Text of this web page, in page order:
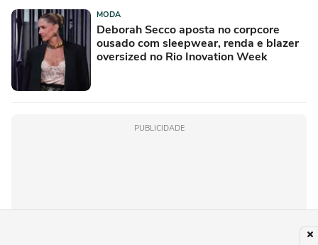
MODA
Deborah Secco aposta no corpcore
ousado com sleepwear, renda e blazer
oversized no Rio Inovation Week
PUBLICIDADE